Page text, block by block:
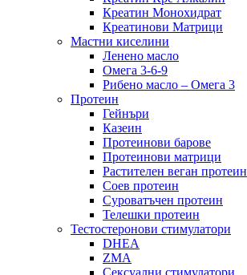
Креатин Монохидрат
Креатинови Матрици
Мастни киселини
Ленено масло
Омега 3-6-9
Рибено масло – Омега 3
Протеин
Гейнъри
Казеин
Протеинови барове
Протеинови матрици
Растителен веган протеин
Соев протеин
Суроватъчен протеин
Телешки протеин
Тестостеронови стимулатори
DHEA
ZMA
Сексуални стимулатори